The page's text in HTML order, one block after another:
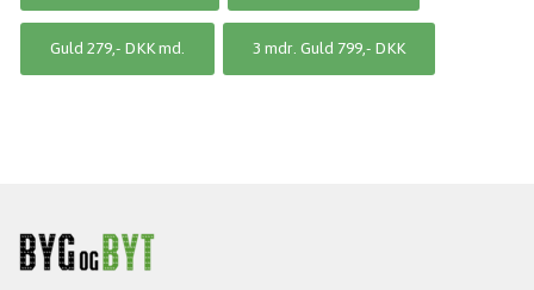
Guld 279,- DKK md.
3 mdr. Guld 799,- DKK